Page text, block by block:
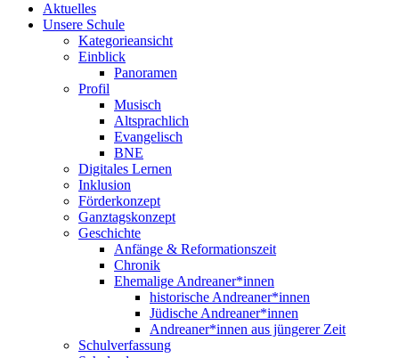
Aktuelles
Unsere Schule
Kategorieansicht
Einblick
Panoramen
Profil
Musisch
Altsprachlich
Evangelisch
BNE
Digitales Lernen
Inklusion
Förderkonzept
Ganztagskonzept
Geschichte
Anfänge & Reformationszeit
Chronik
Ehemalige Andreaner*innen
historische Andreaner*innen
Jüdische Andreaner*innen
Andreaner*innen aus jüngerer Zeit
Schulverfassung